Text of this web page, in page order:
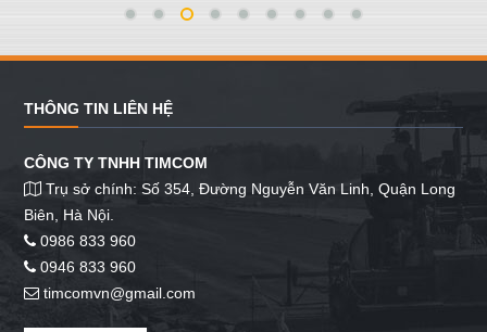
THÔNG TIN LIÊN HỆ
CÔNG TY TNHH TIMCOM
Trụ sở chính: Số 354, Đường Nguyễn Văn Linh, Quận Long
Biên, Hà Nội.
0986 833 960
0946 833 960
timcomvn@gmail.com